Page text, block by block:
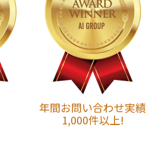
年間お問い合わせ実績
1,000件以上!